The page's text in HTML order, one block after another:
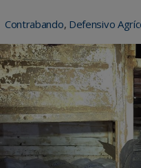
Contrabando, Defensivo